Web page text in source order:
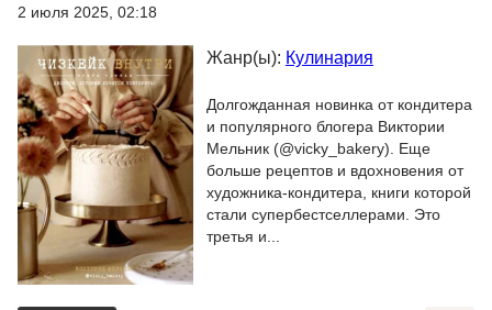
2 июля 2025, 02:18
Жанр(ы): Кулинария
Долгожданная новинка от кондитера
и популярного блогера Виктории
Мельник (@vicky_bakery). Еще
больше рецептов и вдохновения от
художника-кондитера, книги которой
стали супербестселлерами. Это
третья и...